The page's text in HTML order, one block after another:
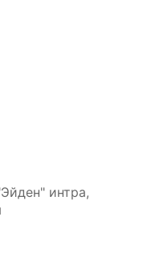
интра,